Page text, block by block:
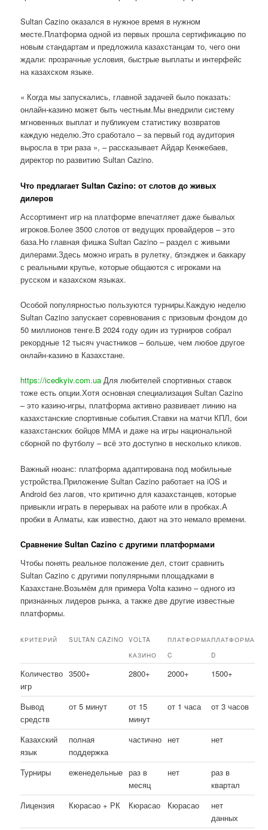
Sultan Cazino оказался в нужное время в нужном
месте.Платформа одной из первых прошла сертификацию по
новым стандартам и предложила казахстанцам то, чего они
ждали: прозрачные условия, быстрые выплаты и интерфейс
на казахском языке.
« Когда мы запускались, главной задачей было показать:
онлайн-казино может быть честным.Мы внедрили систему
мгновенных выплат и публикуем статистику возвратов
каждую неделю.Это сработало – за первый год аудитория
выросла в три раза », – рассказывает Айдар Кенжебаев,
директор по развитию Sultan Cazino.
Что предлагает Sultan Cazino: от слотов до живых
дилеров
Ассортимент игр на платформе впечатляет даже бывалых
игроков.Более 3500 слотов от ведущих провайдеров – это
база.Но главная фишка Sultan Cazino – раздел с живыми
дилерами.Здесь можно играть в рулетку, блэкджек и баккару
с реальными крупье, которые общаются с игроками на
русском и казахском языках.
Особой популярностью пользуются турниры.Каждую неделю
Sultan Cazino запускает соревнования с призовым фондом до
50 миллионов тенге.В 2024 году один из турниров собрал
рекордные 12 тысяч участников – больше, чем любое другое
онлайн-казино в Казахстане.
https://icedkyiv.com.ua Для любителей спортивных ставок
тоже есть опции.Хотя основная специализация Sultan Cazino
– это казино-игры, платформа активно развивает линию на
казахстанские спортивные события.Ставки на матчи КПЛ, бои
казахстанских бойцов ММА и даже на игры национальной
сборной по футболу – всё это доступно в несколько кликов.
Важный нюанс: платформа адаптирована под мобильные
устройства.Приложение Sultan Cazino работает на iOS и
Android без лагов, что критично для казахстанцев, которые
привыкли играть в перерывах на работе или в пробках.А
пробки в Алматы, как известно, дают на это немало времени.
Сравнение Sultan Cazino с другими платформами
Чтобы понять реальное положение дел, стоит сравнить
Sultan Cazino с другими популярными площадками в
Казахстане.Возьмём для примера Volta казино – одного из
признанных лидеров рынка, а также две другие известные
платформы.
КРИТЕРИЙ SULTAN CAZINO
VOLTA
КАЗИНО
ПЛАТФОРМА
C
ПЛАТФОРМА
D
Количество
игр
3500+ 2800+ 2000+ 1500+
Вывод
средств
от 5 минут
от 15
минут
от 1 часа от 3 часов
Казахский
язык
полная
поддержка
частично нет нет
Турниры еженедельные раз в
месяц
нет
раз в
квартал
Лицензия
Кюрасао + РК Кюрасао Кюрасао
нет
данных